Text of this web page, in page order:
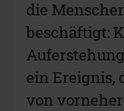
die
beschäftigt:
ein Ereignis,
von